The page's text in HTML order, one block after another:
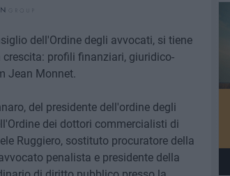
dell'Ordine degli avvocati, si tiene
profili finanziari, giuridico-
Jean Monnet.
del presidente dell'ordine degli
dei dottori commercialisti di
Ruggiero, sostituto procuratore della
penalista e presidente della